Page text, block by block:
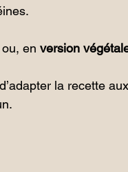
en version
la recette